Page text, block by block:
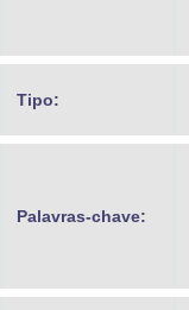
Tipo:
Palavras-chave: